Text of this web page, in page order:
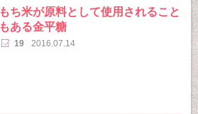
もち米が原料として使用されること
もある金平糖
19 2016.07.14